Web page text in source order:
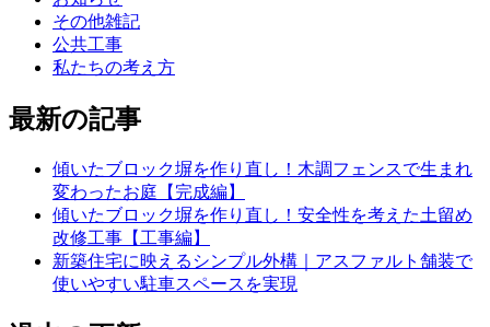
その他雑記
公共工事
私たちの考え方
最新の記事
傾いたブロック塀を作り直し！木調フェンスで生まれ
変わったお庭【完成編】
傾いたブロック塀を作り直し！安全性を考えた土留め
改修工事【工事編】
新築住宅に映えるシンプル外構｜アスファルト舗装で
使いやすい駐車スペースを実現